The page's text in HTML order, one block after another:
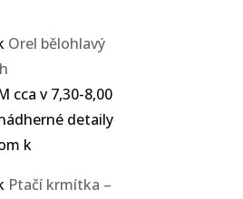
Orel bělohlavý
cca v 7,30-8,00
detaily
k
Ptačí krmítka –